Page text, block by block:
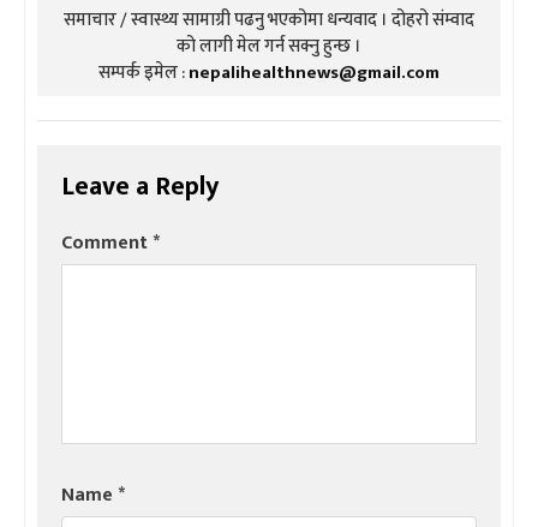
समाचार / स्वास्थ्य सामाग्री पढनु भएकोमा धन्यवाद । दोहरो संम्वाद
को लागी मेल गर्न सक्नु हुन्छ ।
सम्पर्क इमेल :nepalihealthnews@gmail.com
Leave a Reply
Comment*
Name*